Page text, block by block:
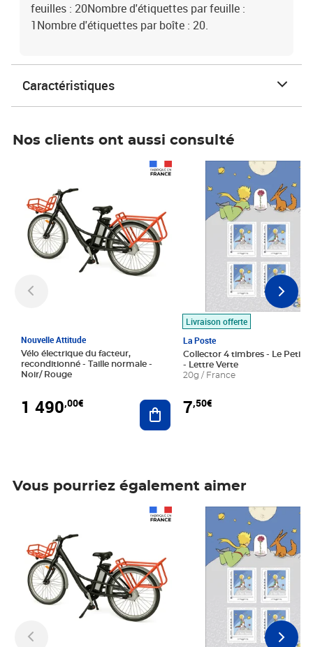
feuilles : 20Nombre d'étiquettes par feuille :
1Nombre d'étiquettes par boîte : 20.
Caractéristiques
Nos clients ont aussi consulté
Nouvelle Attitude
Vélo électrique du facteur,
reconditionné - Taille normale -
Noir/ Rouge
1 490,00€ Ajouter au panier
Livraison offerte
La Poste
Collector 4 timbres - Le Petit
- Lettre Verte
20g / France
7,50€
Prix 7,50€
Vous pourriez également aimer
Prix 7,50€